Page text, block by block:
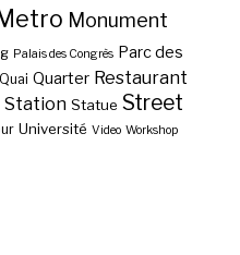
Monument
Palais des Congrès Parc des
Quai Quarter Restaurant
Station Statue Street
Université Video Workshop